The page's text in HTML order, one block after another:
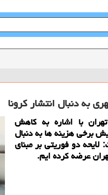
به دنبال انتشار كرونا
با اشاره به كاهش
برخی هزینه ها به دنبال
دو فوریتی بر مبنای
عرضه كرده ایم.